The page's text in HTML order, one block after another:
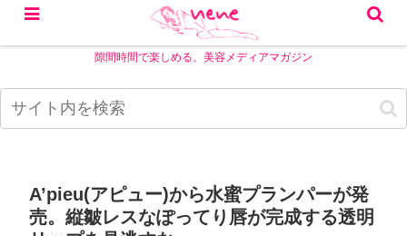
隙間時間で楽しめる、美容メディアマガジン
A’pieu(アピュー)から水蜜プランパーが発
売。縦皺レスなぽってり唇が完成する透明